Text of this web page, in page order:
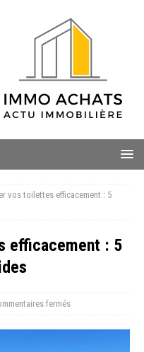
vos toilettes efficacement : 5
efficacement : 5
fermés